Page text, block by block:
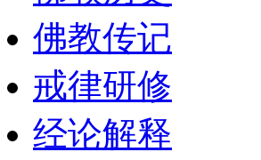
佛教传记
戒律研修
经论解释